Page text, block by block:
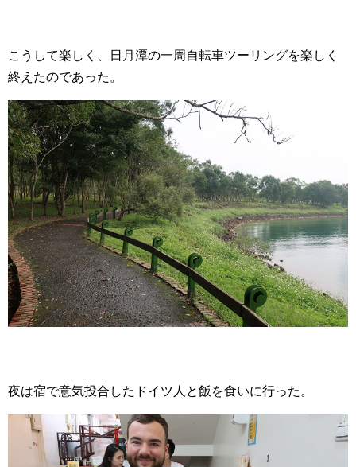
こうして楽しく、日月潭の一周自転車ツーリングを楽しく
終えたのであった。
夜は宿で意気投合したドイツ人と飯を食いに行った。